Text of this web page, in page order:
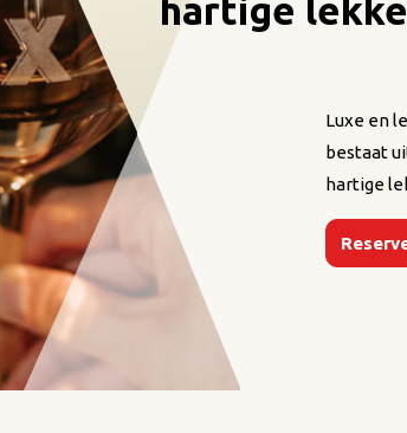
hartige
Luxe en
bestaat
hartige